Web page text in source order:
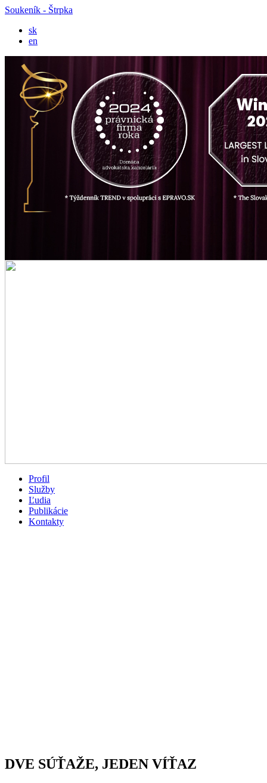
Soukeník - Štrpka
sk
en
Profil
Služby
Ľudia
Publikácie
Kontakty
DVE SÚŤAŽE, JEDEN VÍŤAZ